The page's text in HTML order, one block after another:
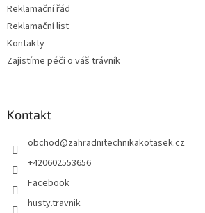
Reklamační řád
Reklamační list
Kontakty
Zajistíme péči o váš trávník
Kontakt
obchod@zahradnitechnikakotasek.cz
+420602553656
Facebook
husty.travnik